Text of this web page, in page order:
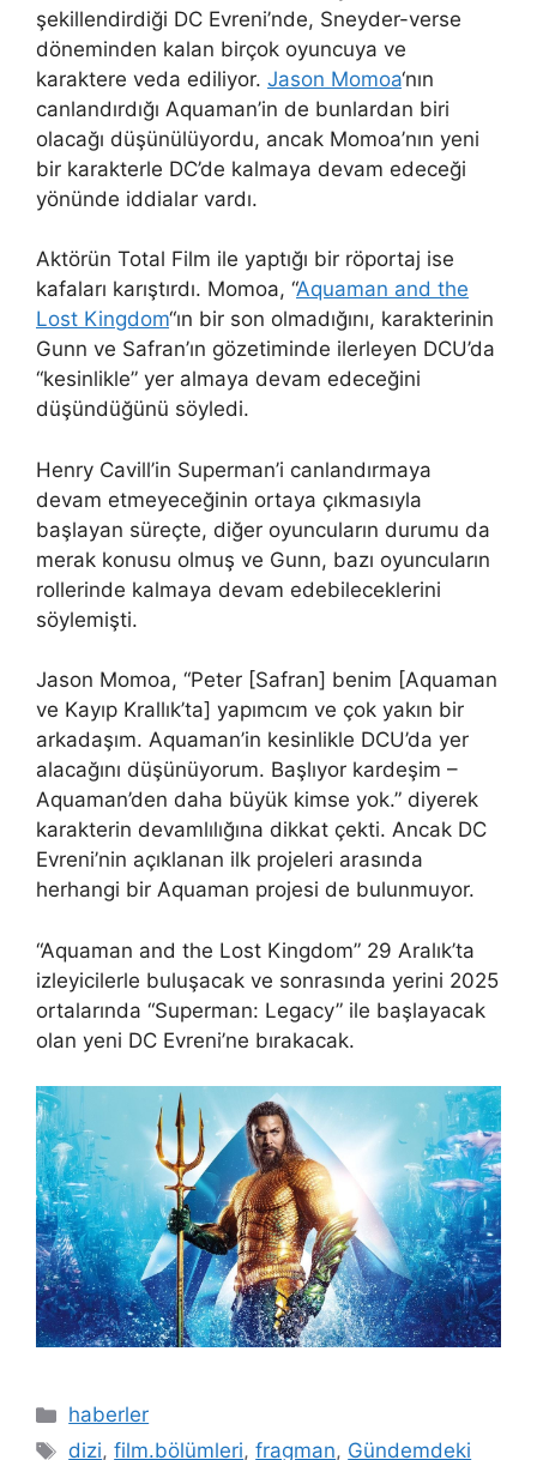
şekillendirdiği DC Evreni’nde, Sneyder-verse
döneminden kalan birçok oyuncuya ve
karaktere veda ediliyor. Jason Momoa‘nın
canlandırdığı Aquaman’in de bunlardan biri
olacağı düşünülüyordu, ancak Momoa’nın yeni
bir karakterle DC’de kalmaya devam edeceği
yönünde iddialar vardı.
Aktörün Total Film ile yaptığı bir röportaj ise
kafaları karıştırdı. Momoa, “Aquaman and the
Lost Kingdom“ın bir son olmadığını, karakterinin
Gunn ve Safran’ın gözetiminde ilerleyen DCU’da
“kesinlikle” yer almaya devam edeceğini
düşündüğünü söyledi.
Henry Cavill’in Superman’i canlandırmaya
devam etmeyeceğinin ortaya çıkmasıyla
başlayan süreçte, diğer oyuncuların durumu da
merak konusu olmuş ve Gunn, bazı oyuncuların
rollerinde kalmaya devam edebileceklerini
söylemişti.
Jason Momoa, “Peter [Safran] benim [Aquaman
ve Kayıp Krallık’ta] yapımcım ve çok yakın bir
arkadaşım. Aquaman’in kesinlikle DCU’da yer
alacağını düşünüyorum. Başlıyor kardeşim –
Aquaman’den daha büyük kimse yok.” diyerek
karakterin devamlılığına dikkat çekti. Ancak DC
Evreni’nin açıklanan ilk projeleri arasında
herhangi bir Aquaman projesi de bulunmuyor.
“Aquaman and the Lost Kingdom” 29 Aralık’ta
izleyicilerle buluşacak ve sonrasında yerini 2025
ortalarında “Superman: Legacy” ile başlayacak
olan yeni DC Evreni’ne bırakacak.
Kategoriler
haberler
Etiketler
dizi,film.bölümleri,fragman, Gündemdeki